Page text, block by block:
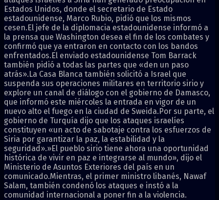
Estados Unidos, donde el secretario de Estado
estadounidense, Marco Rubio, pidió que los mismos
cesen.El jefe de la diplomacia estadounidense informó a
la prensa que Washington desea el fin de los combates y
confirmó que ya entraron en contacto con los bandos
enfrentados.El enviado estadounidense Tom Barrack
también pidió a todas las partes que «den un paso
atrás».La Casa Blanca también solicitó a Israel que
suspenda sus operaciones militares en territorio sirio y
explore un canal de diálogo con el gobierno de Damasco,
que informó este miércoles la entrada en vigor de un
nuevo alto el fuego en la ciudad de Sweida.Por su parte, el
gobierno de Turquía dijo que los ataques israelíes
constituyen «un acto de sabotaje contra los esfuerzos de
Siria por garantizar la paz, la estabilidad y la
seguridad».»El pueblo sirio tiene ahora una oportunidad
histórica de vivir en paz e integrarse al mundo», dijo el
Ministerio de Asuntos Exteriores del país en un
comunicado.Mientras, el primer ministro libanés, Nawaf
Salam, también condenó los ataques e instó a la
comunidad internacional a poner fin a la violencia.